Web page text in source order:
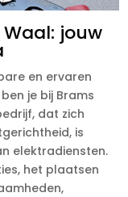
jouw
en ervaren
je bij Brams
dat zich
is
elektradiensten.
het plaatsen